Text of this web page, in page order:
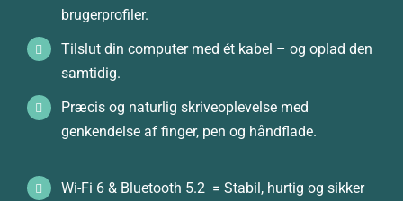
brugerprofiler.
Tilslut din computer med ét kabel – og oplad den
samtidig.
Præcis og naturlig skriveoplevelse med
genkendelse af finger, pen og håndflade.
Wi-Fi 6 & Bluetooth 5.2 = Stabil, hurtig og sikker